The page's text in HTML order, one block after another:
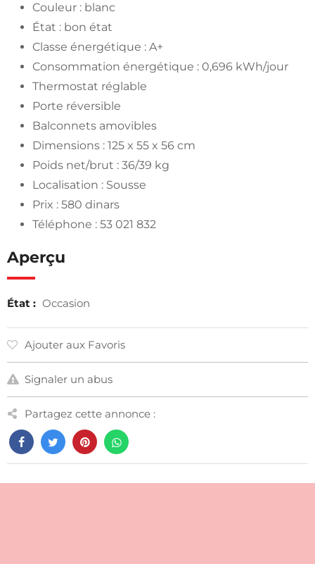
Couleur : blanc
État : bon état
Classe énergétique : A+
Consommation énergétique : 0,696 kWh/jour
Thermostat réglable
Porte réversible
Balconnets amovibles
Dimensions : 125 x 55 x 56 cm
Poids net/brut : 36/39 kg
Localisation : Sousse
Prix : 580 dinars
Téléphone : 53 021 832
Aperçu
État : Occasion
Ajouter aux Favoris
Signaler un abus
Partagez cette annonce :